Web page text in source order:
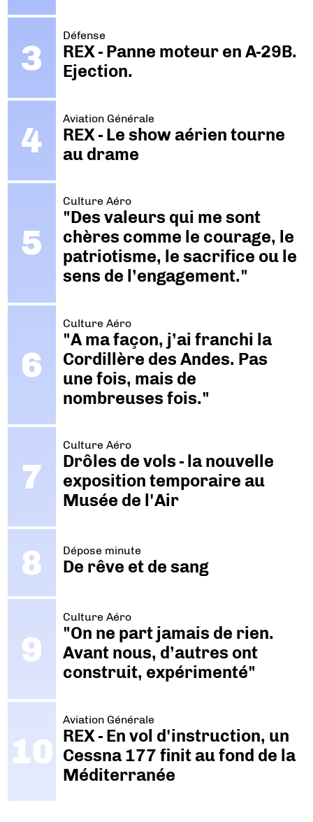
Défense
REX - Panne moteur en A-29B.
Ejection.
Aviation Générale
REX - Le show aérien tourne
au drame
Culture Aéro
"Des valeurs qui me sont
chères comme le courage, le
patriotisme, le sacrifice ou le
sens de l’engagement."
Culture Aéro
"A ma façon, j’ai franchi la
Cordillère des Andes. Pas
une fois, mais de
nombreuses fois."
Culture Aéro
Drôles de vols - la nouvelle
exposition temporaire au
Musée de l'Air
Dépose minute
De rêve et de sang
Culture Aéro
"On ne part jamais de rien.
Avant nous, d’autres ont
construit, expérimenté"
Aviation Générale
REX - En vol d'instruction, un
Cessna 177 finit au fond de la
Méditerranée